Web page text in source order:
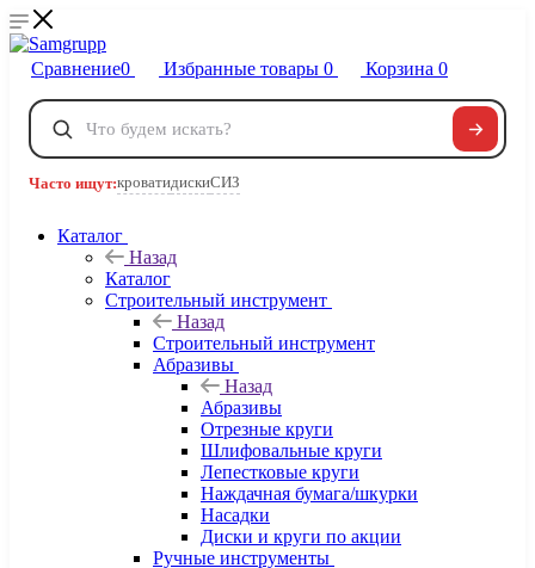
Сравнение0 Избранные товары 0 Корзина 0
Телефоны
8 800 222-40-09
Часто ищут:кроватидискиСИЗ
Каталог
Назад
Каталог
Строительный инструмент
Назад
Строительный инструмент
Абразивы
Назад
Абразивы
Отрезные круги
Шлифовальные круги
Лепестковые круги
Наждачная бумага/шкурки
Насадки
Диски и круги по акции
Ручные инструменты